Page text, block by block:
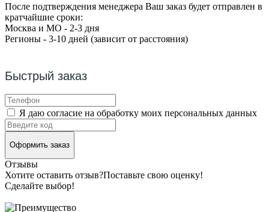
После подтверждения менеджера Ваш заказ будет отправлен в
кратчайшие сроки:
Москва и МО - 2-3 дня
Регионы - 3-10 дней (зависит от расстояния)
Быстрый заказ
Я даю согласие на обработку моих персональных данных
Оформить заказ
Отзывы
Хотите оставить отзыв?Поставьте свою оценку!
Сделайте выбор!